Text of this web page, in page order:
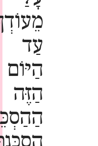
עַד
הַיּוֹם
הַזֶּה